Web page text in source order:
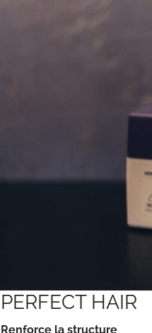
PERFECT HAIR
Renforce la structure